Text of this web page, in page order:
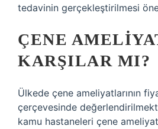
tedavinin gerçekleştirilmesi
ÇENE
KARŞILAR MI?
Ülkede çene ameliyatlarının
çerçevesinde
kamu hastaneleri çene